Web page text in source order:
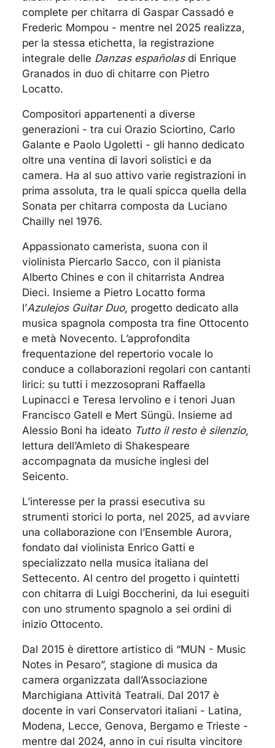
complete per chitarra di Gaspar Cassadó e
Frederic Mompou - mentre nel 2025 realizza,
per la stessa etichetta, la registrazione
integrale delle Danzas españolasdi Enrique
Granados in duo di chitarre con Pietro
Locatto.
Compositori appartenenti a diverse
generazioni - tra cui Orazio Sciortino, Carlo
Galante e Paolo Ugoletti - gli hanno dedicato
oltre una ventina di lavori solistici e da
camera. Ha al suo attivo varie registrazioni in
prima assoluta, tra le quali spicca quella della
Sonata per chitarra composta da Luciano
Chailly nel 1976.
Appassionato camerista, suona con il
violinista Piercarlo Sacco, con il pianista
Alberto Chines e con il chitarrista Andrea
Dieci. Insieme a Pietro Locatto forma
l’Azulejos Guitar Duo, progetto dedicato alla
musica spagnola composta tra fine Ottocento
e metà Novecento. L’approfondita
frequentazione del repertorio vocale lo
conduce a collaborazioni regolari con cantanti
lirici: su tutti i mezzosoprani Raffaella
Lupinacci e Teresa Iervolino e i tenori Juan
Francisco Gatell e Mert Süngü. Insieme ad
Alessio Boni ha ideato Tutto il resto è silenzio,
lettura dell’Amleto di Shakespeare
accompagnata da musiche inglesi del
Seicento.
L’interesse per la prassi esecutiva su
strumenti storici lo porta, nel 2025, ad avviare
una collaborazione con l’Ensemble Aurora,
fondato dal violinista Enrico Gatti e
specializzato nella musica italiana del
Settecento. Al centro del progetto i quintetti
con chitarra di Luigi Boccherini, da lui eseguiti
con uno strumento spagnolo a sei ordini di
inizio Ottocento.
Dal 2015 è direttore artistico di “MUN - Music
Notes in Pesaro”, stagione di musica da
camera organizzata dall’Associazione
Marchigiana Attività Teatrali. Dal 2017 è
docente in vari Conservatori italiani - Latina,
Modena, Lecce, Genova, Bergamo e Trieste -
mentre dal 2024, anno in cui risulta vincitore